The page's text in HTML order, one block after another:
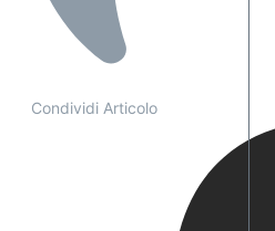
Condividi Articolo